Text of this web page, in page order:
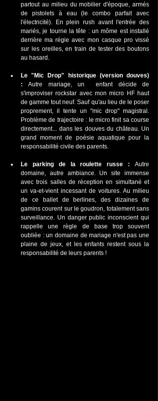
partout au milieu du mobilier d'époque, armés
de pistolets à eau (le combo parfait avec
l'électricité). En plein rush avant l'entrée des
mariés, je tourne la tête : un môme est installé
derrière ma régie avec mon casque pro vissé
sur les oreilles, en train de tester des boutons
au hasard.
Le "Mic Drop" historique (version douves)
: Autre mariage, un  enfant décide de
s'improviser rockstar avec mon micro HF haut
de gamme tout neuf. Sauf qu'au lieu de le poser
proprement, il tente un "mic drop" magistral.
Problème de trajectoire : le micro finit sa course
directement... dans les douves du château. Un
grand moment de poésie aquatique pour la
responsabilité civile des parents.
Le parking de la roulette russe : Autre
domaine, autre ambiance. Un site immense
avec trois salles de réception en simultané et
un va-et-vient incessant de voitures. Au milieu
de ce ballet de berlines, des dizaines de
gamins courent sur le goudron, totalement sans
surveillance. Un danger public inconscient qui
rappelle une règle de base trop souvent
oubliée : un domaine de mariage n'est pas une
plaine de jeux, et les enfants restent sous la
responsabilité de leurs parents !